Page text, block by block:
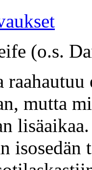
(o.s.
mutta